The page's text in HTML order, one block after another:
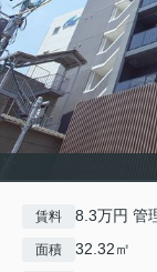
賃料 8.3万円 管
面積 32.32㎡